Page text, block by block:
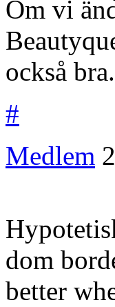
Om vi
också
#
Medlem
dom
better